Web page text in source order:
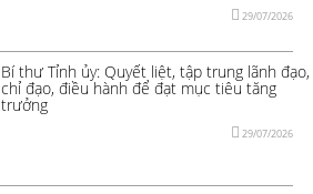
29/07/2026
Bí thư Tỉnh ủy: Quyết liệt, tập trung lãnh đạo,
chỉ đạo, điều hành để đạt mục tiêu tăng
trưởng
29/07/2026